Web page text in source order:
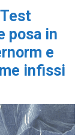
posa in
e
infissi